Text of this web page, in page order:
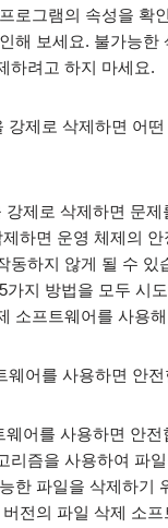
로그램의 속성을 확
해 보세요. 불가능한
하려고 하지 마세요.
강제로 삭제하면 어
제로 삭제하면 문제
하면 운영 체제의
동하지 않게 될 수 있
가지 방법을 모두 시
소프트웨어를 사용
웨어를 사용하면 안
어를 사용하면 안전
리즘을 사용하여 파
한 파일을 삭제하기
전의 파일 삭제 소